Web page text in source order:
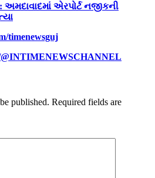
અમદાવાદમાં એરપોર્ટ નજીકની
timenewsguj
@INTIMENEWSCHANNEL
published. Required fields are